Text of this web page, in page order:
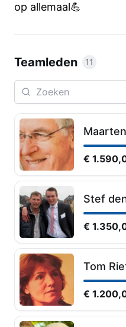
op allemaal💪
Teamleden 11
€
Stef
€
Tom
€